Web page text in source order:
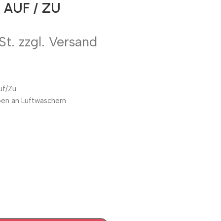
AUF / ZU
zzgl. Versand
Zu
an Luftwaschern